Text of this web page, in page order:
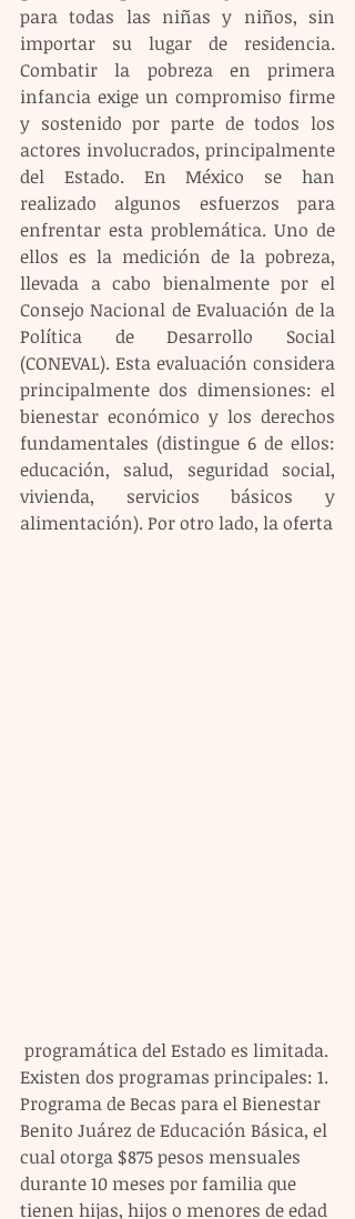
para todas las niñas y niños, sin
importar su lugar de residencia.
Combatir la pobreza en primera
infancia exige un compromiso firme
y sostenido por parte de todos los
actores involucrados, principalmente
del Estado. En México se han
realizado algunos esfuerzos para
enfrentar esta problemática. Uno de
ellos es la medición de la pobreza,
llevada a cabo bienalmente por el
Consejo Nacional de Evaluación de la
Política de Desarrollo Social
(CONEVAL). Esta evaluación considera
principalmente dos dimensiones: el
bienestar económico y los derechos
fundamentales (distingue 6 de ellos:
educación, salud, seguridad social,
vivienda, servicios básicos y
alimentación). Por otro lado, la oferta
Existen dos programas principales: 1.
Programa de Becas para el Bienestar
Benito Juárez de Educación Básica, el
cual otorga $875 pesos mensuales
durante 10 meses por familia que
tienen hijas, hijos o menores de edad